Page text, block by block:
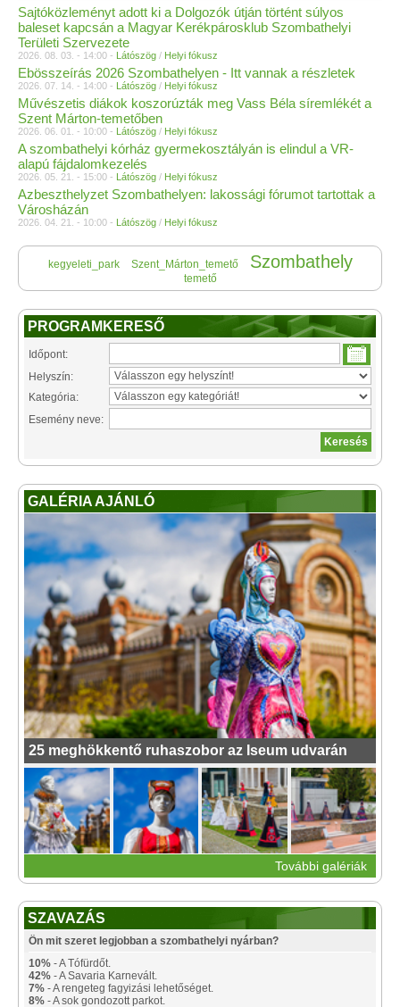
Sajtóközleményt adott ki a Dolgozók útján történt súlyos
baleset kapcsán a Magyar Kerékpárosklub Szombathelyi
Területi Szervezete
2026. 08. 03. - 14:00 - Látószög / Helyi fókusz
Ebösszeírás 2026 Szombathelyen - Itt vannak a részletek
2026. 07. 14. - 14:00 - Látószög / Helyi fókusz
Művészetis diákok koszorúzták meg Vass Béla síremlékét a
Szent Márton-temetőben
2026. 06. 01. - 10:00 - Látószög / Helyi fókusz
A szombathelyi kórház gyermekosztályán is elindul a VR-
alapú fájdalomkezelés
2026. 05. 21. - 15:00 - Látószög / Helyi fókusz
Azbeszthelyzet Szombathelyen: lakossági fórumot tartottak a
Városházán
2026. 04. 21. - 10:00 - Látószög / Helyi fókusz
kegyeleti_park Szent_Márton_temető Szombathely
temető
PROGRAMKERESŐ
Időpont:
Helyszín:
Kategória:
Esemény neve:
GALÉRIA AJÁNLÓ
25 meghökkentő ruhaszobor az Iseum udvarán
További galériák
SZAVAZÁS
Ön mit szeret legjobban a szombathelyi nyárban?
10% - A Tófürdőt.
42% - A Savaria Karnevált.
7% - A rengeteg fagyizási lehetőséget.
8% - A sok gondozott parkot.